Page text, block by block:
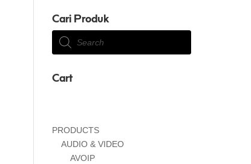
Cari Produk
Products
search
Cart
PRODUCTS
AUDIO & VIDEO
AVOIP